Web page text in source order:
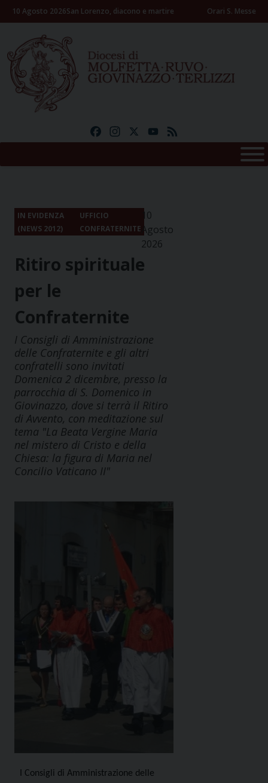
Skip10 Agosto 2026San Lorenzo, diacono e martire Orari S. Messe
FacebookInstagramYouTube
IN EVIDENZA
(NEWS 2012)
UFFICIO
CONFRATERNITE
10
Agosto
2026
Ritiro spirituale
per le
Confraternite
I Consigli di Amministrazione
delle Confraternite e gli altri
confratelli sono invitati
Domenica 2 dicembre, presso la
parrocchia di S. Domenico in
Giovinazzo, dove si terrà il Ritiro
di Avvento, con meditazione sul
tema "La Beata Vergine Maria
nel mistero di Cristo e della
Chiesa: la figura di Maria nel
Concilio Vaticano II"
I Consigli di Amministrazione delle